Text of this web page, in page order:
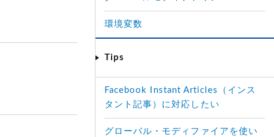
環境変数
Tips
Facebook Instant Articles（インス
タント記事）に対応したい
グローバル・モディファイアを使い